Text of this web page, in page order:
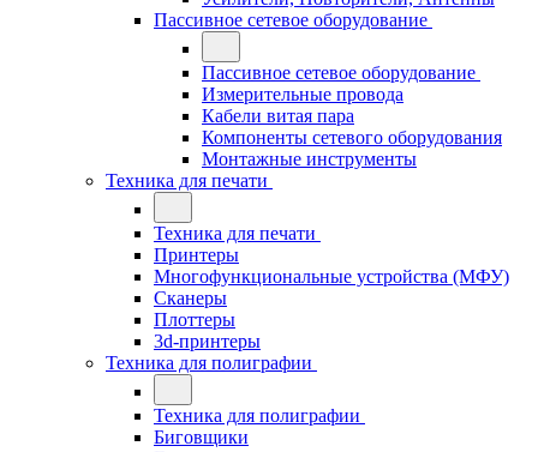
Пассивное сетевое оборудование
Пассивное сетевое оборудование
Измерительные провода
Кабели витая пара
Компоненты сетевого оборудования
Монтажные инструменты
Техника для печати
Техника для печати
Принтеры
Многофункциональные устройства (МФУ)
Сканеры
Плоттеры
3d-принтеры
Техника для полиграфии
Техника для полиграфии
Биговщики